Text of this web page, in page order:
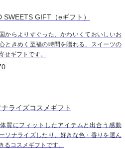
SWEETS GIFT（eギフト）
からよりすぐった、かわいくておいしいお
ときめく至福の時間を贈れる、スイーツの
せギフトです。
ライズコスメギフト
質にフィットしたアイテムと出合う感動
ソナライズしたり、好きな色・香りを選ん
るコスメギフトです。